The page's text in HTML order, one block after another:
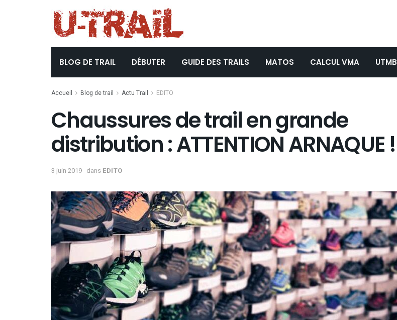
BLOG DE TRAIL DÉBUTER GUIDE DES TRAILS MATOS CALCUL VMA UTMB
Accueil Blog de trail Actu Trail EDITO
Chaussures de trail en grande
distribution : ATTENTION ARNAQUE !
3 juin 2019 dans EDITO